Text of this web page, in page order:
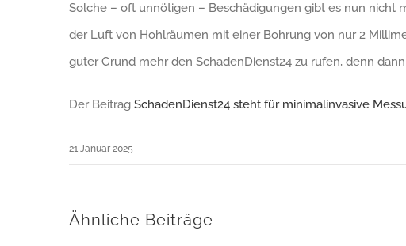
Solche – oft unnötigen – Beschädigungen gibt es nun nicht
der Luft von Hohlräumen mit einer Bohrung von nur 2
guter Grund mehr den SchadenDienst24 zu rufen, denn
Der Beitrag SchadenDienst24 steht für minimalinvasive
21 Januar 2025
Ähnliche Beiträge